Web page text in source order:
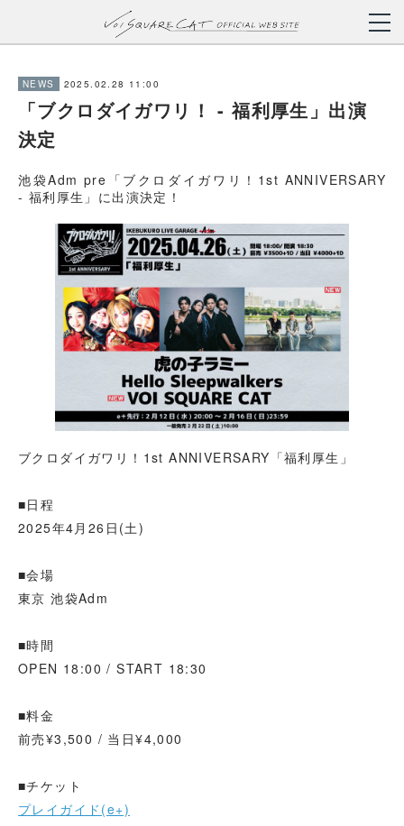
NEWS 2025.02.28 11:00
「ブクロダイガワリ！ - 福利厚生」出演
決定
池袋Adm pre「ブクロダイガワリ！1st ANNIVERSARY
- 福利厚生」に出演決定！
ブクロダイガワリ！1st ANNIVERSARY「福利厚生」
■日程
2025年4月26日(土)
■会場
東京 池袋Adm
■時間
OPEN 18:00 / START 18:30
■料金
前売¥3,500 / 当日¥4,000
■チケット
プレイガイド(e+)